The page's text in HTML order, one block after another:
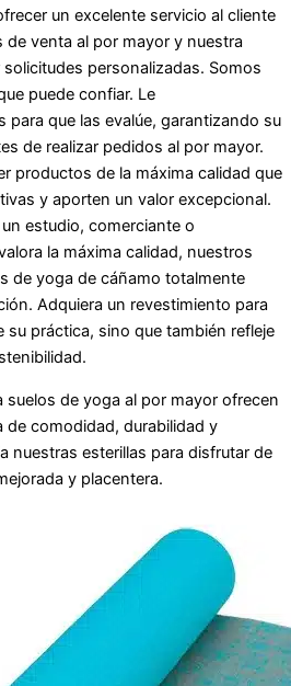
un excelente servicio al cliente
venta al por mayor y nuestra
personalizadas. Somos
puede confiar. Le
para que las evalúe, garantizando su
de realizar pedidos al por mayor.
productos de la máxima calidad que
y aporten un valor excepcional.
estudio, comerciante o
la máxima calidad, nuestros
de yoga de cáñamo totalmente
Adquiera un revestimiento para
su práctica, sino que también refleje
de yoga al por mayor ofrecen
comodidad, durabilidad y
nuestras esterillas para disfrutar de
y placentera.